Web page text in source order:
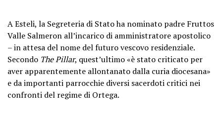
A Esteli, la Segreteria di Stato ha nominato padre Fruttos
Valle Salmeron all’incarico di amministratore apostolico
– in attesa del nome del futuro vescovo residenziale.
Secondo The Pillar, quest’ultimo «è stato criticato per
aver apparentemente allontanato dalla curia diocesana»
e da importanti parrocchie diversi sacerdoti critici nei
confronti del regime di Ortega.